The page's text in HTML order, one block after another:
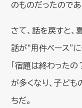
のものだったのであ
さて、話を戻すと
話が“用件ベース”
「宿題は終わったの
が多くなり、子ど
ちだ。